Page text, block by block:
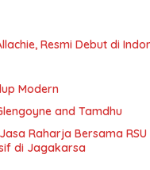
Resmi Debut di
Modern
and Tamdhu
Raharja Bersama RSU
di Jagakarsa